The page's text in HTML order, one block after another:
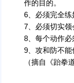
作的目的。
6、必须完全练
7、必须切实
8、每个动作
9、攻和防不
（摘自《跆拳